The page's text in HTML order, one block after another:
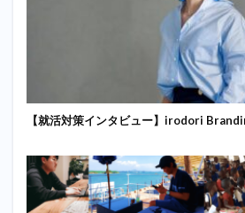
【就活対策インタビュー】irodori